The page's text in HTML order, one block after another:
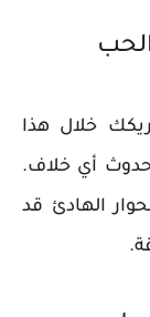
خلال هذا
حدوث أي خلاف.
الهادئ قد